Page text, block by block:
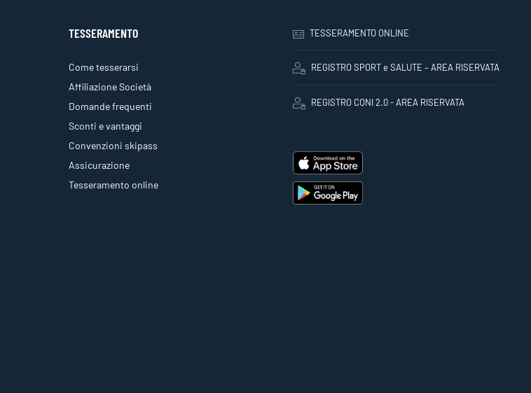
TESSERAMENTO
Come tesserarsi
Affiliazione Società
Domande frequenti
Sconti e vantaggi
Convenzioni skipass
Assicurazione
Tesseramento online
TESSERAMENTO ONLINE
REGISTRO SPORT e SALUTE – AREA RISERVATA
REGISTRO CONI 2.0 - AREA RISERVATA